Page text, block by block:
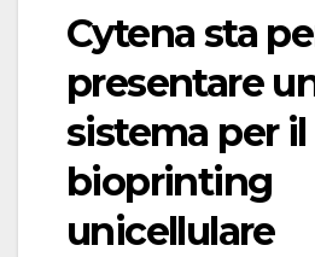
Cytena sta
presentare
sistema per il
bioprinting
unicellulare